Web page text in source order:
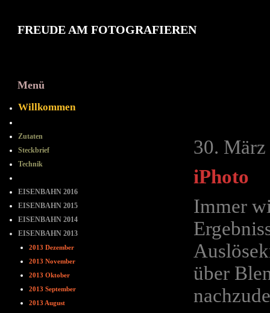
FREUDE AM FOTOGRAFIEREN
Menü
Willkommen
Zutaten
Steckbrief
Technik
EISENBAHN 2016
EISENBAHN 2015
EISENBAHN 2014
EISENBAHN 2013
2013 Dezember
2013 November
2013 Oktober
2013 September
2013 August
30.
iPhoto
Immer
über